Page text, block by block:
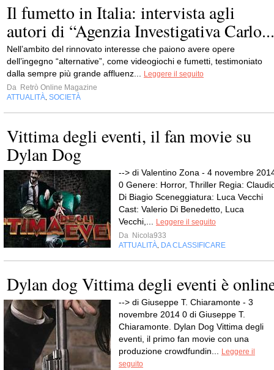
Il fumetto in Italia: intervista agli
autori di “Agenzia Investigativa Carlo...
Nell’ambito del rinnovato interesse che paiono avere opere
dell’ingegno “alternative”, come videogiochi e fumetti, testimoniato
dalla sempre più grande affluenz...
Leggere il seguito
Da Retrò Online Magazine
ATTUALITÀ SOCIETÀ
Vittima degli eventi, il fan movie su
Dylan Dog
--> di Valentino Zona - 4 novembre
0 Genere: Horror, Thriller Regia:
Di Biagio Sceneggiatura: Luca Vecchi
Cast: Valerio Di Benedetto, Luca
Vecchi,...
Leggere il seguito
Da Nicola933
ATTUALITÀ DA CLASSIFICARE
Dylan dog Vittima degli eventi è
--> di Giuseppe T. Chiaramonte - 3
novembre 2014 0 di Giuseppe T.
Chiaramonte. Dylan Dog Vittima degli
eventi, il primo fan movie con una
produzione crowdfundin...
Leggere il
seguito